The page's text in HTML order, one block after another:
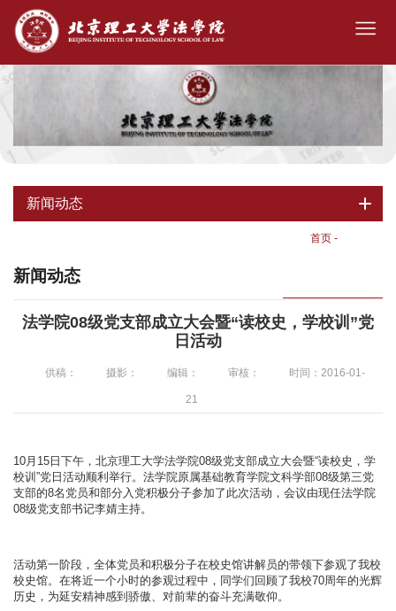
新闻动态
首页 -
新闻动态
法学院08级党支部成立大会暨“读校史，学校训”党
日活动
供稿： 摄影： 编辑： 审核： 时间：2016-01-
21
10月15日下午，北京理工大学法学院08级党支部成立大会暨“读校史，学
校训”党日活动顺利举行。法学院原属基础教育学院文科学部08级第三党
支部的8名党员和部分入党积极分子参加了此次活动，会议由现任法学院
08级党支部书记李婧主持。
活动第一阶段，全体党员和积极分子在校史馆讲解员的带领下参观了我校
校史馆。在将近一个小时的参观过程中，同学们回顾了我校70周年的光辉
历史，为延安精神感到骄傲、对前辈的奋斗充满敬仰。